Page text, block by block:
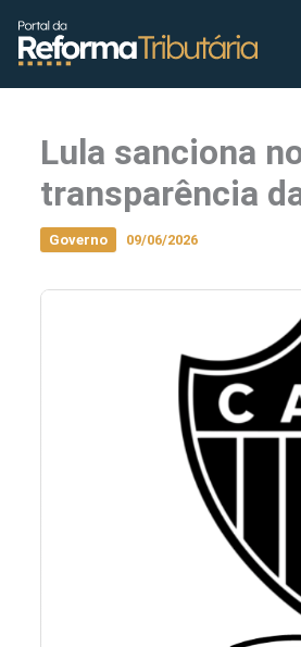
conteúdo
Lula sanciona
transparência
Governo 09/06/2026